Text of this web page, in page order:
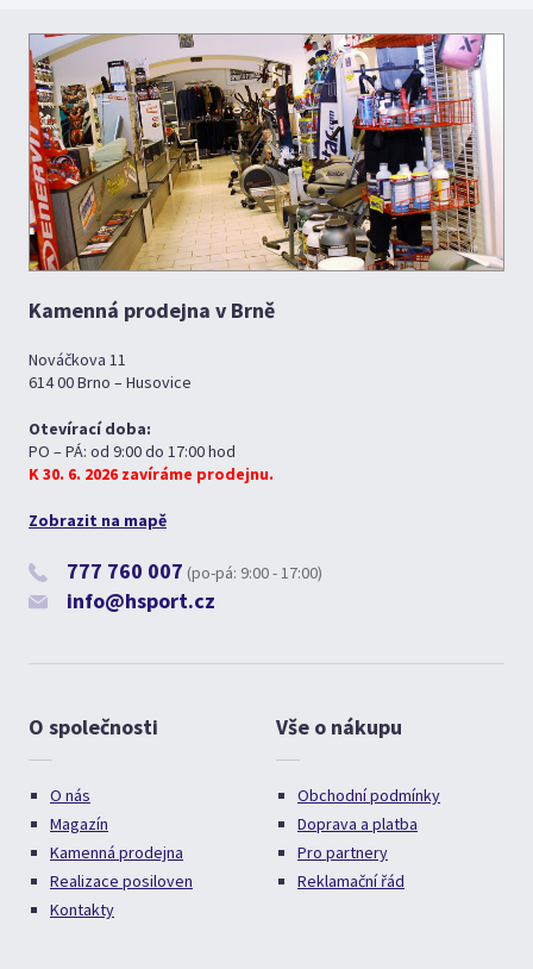
Kamenná prodejna v Brně
Nováčkova 11
614 00 Brno – Husovice
Otevírací doba:
PO – PÁ: od 9:00 do 17:00 hod
K 30. 6. 2026 zavíráme prodejnu.
Zobrazit na mapě
777 760 007 (po-pá: 9:00 - 17:00)
info@hsport.cz
O společnosti
O nás
Magazín
Kamenná prodejna
Realizace posiloven
Kontakty
Vše o nákupu
Obchodní podmínky
Doprava a platba
Pro partnery
Reklamační řád